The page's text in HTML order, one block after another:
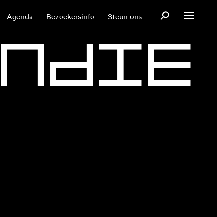
Agenda Bezoekersinfo Steun ons OpenOpen menu
DIE